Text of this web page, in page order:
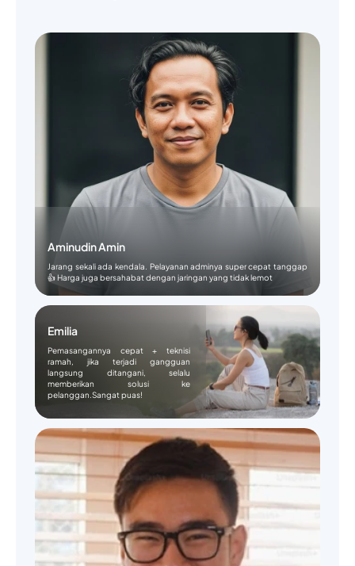
Aminudin Amin
Jarang sekali ada kendala. Pelayanan adminya super cepat tanggap
👍 Harga juga bersahabat dengan jaringan yang tidak lemot
Emilia
Pemasangannya cepat + teknisi
ramah, jika terjadi gangguan
langsung ditangani, selalu
memberikan solusi ke
pelanggan.Sangat puas!